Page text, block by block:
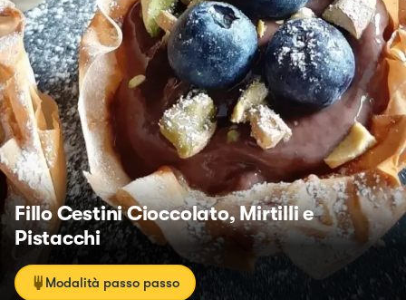
Fillo Cestini Cioccolato, Mirtilli e
Pistacchi
Modalità passo passo